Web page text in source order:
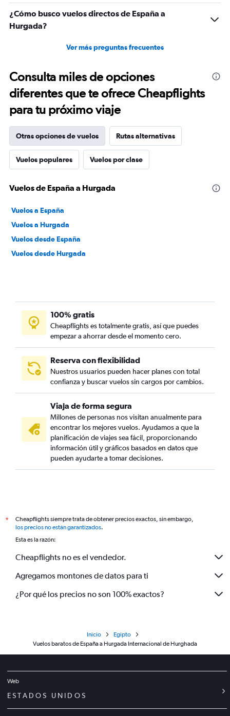
¿Cómo busco vuelos directos de España a
Hurgada?
Ver más preguntas frecuentes
Consulta miles de opciones
diferentes que te ofrece Cheapflights
para tu próximo viaje
Otras opciones de vuelos Rutas alternativas
Vuelos populares Vuelos por clase
Vuelos de España a Hurgada
Vuelos a España
Vuelos a Hurgada
Vuelos desde España
Vuelos desde Hurgada
100% gratis
Cheapflights es totalmente gratis, así que puedes
empezar a ahorrar desde el momento cero.
Reserva con flexibilidad
Nuestros usuarios pueden hacer planes con total
confianza y buscar vuelos sin cargos por cambios.
Viaja de forma segura
Millones de personas nos visitan anualmente para
encontrar los mejores vuelos. Ayudamos a que la
planificación de viajes sea fácil, proporcionando
información útil y gráficos basados en datos que
pueden ayudarte a tomar decisiones.
*
Cheapflights siempre trata de obtener precios exactos, sin embargo,
los precios no están garantizados.
Esta es la razón:
Cheapflights no es el vendedor.
Agregamos montones de datos para ti
¿Por qué los precios no son 100% exactos?
Inicio
Egipto
Vuelos baratos de España a Hurgada Internacional de Hurghada
Web
ESTADOS UNIDOS